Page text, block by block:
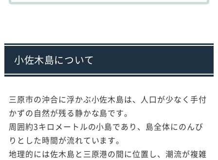
小佐木島について
三原市の沖合に浮かぶ小佐木島は、人口が少なく手付
かずの自然が残る静かな島です。
周囲約3キロメートルの小島であり、島全体にのんび
りとした時間が流れています。
地理的には佐木島と三原港の間に位置し、潮流が複雑